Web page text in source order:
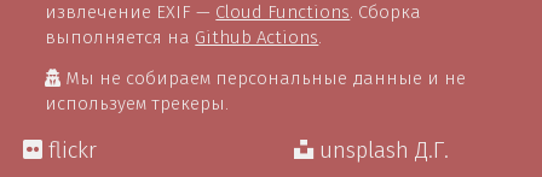
извлечение EXIF — Cloud Functions. Сборка
выполняется на Github Actions.
Мы не собираем персональные данные и не
используем трекеры.
flickr unsplash Д.Г.